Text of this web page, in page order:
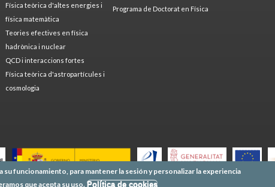
Física teòrica d'altes energies i
física matemàtica
Teories efectives en física
hadrònica i nuclear
QCD i interaccions fortes
Física teòrica d'astropartícules i
cosmologia
Programa de Doctorat en Física
su funcionamiento, para mantener la sesión y personalizar la experiencia
que acepta su uso. Política de cookies